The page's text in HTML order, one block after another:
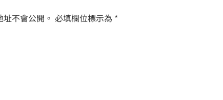
不會公開。 必填欄位標示為 *